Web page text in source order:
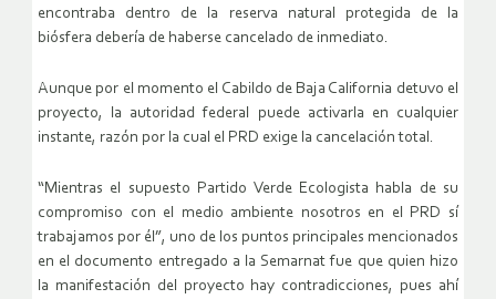
encontraba dentro de la reserva natural protegida de la
biósfera debería de haberse cancelado de inmediato.
Aunque por el momento el Cabildo de Baja California detuvo el
proyecto, la autoridad federal puede activarla en cualquier
instante, razón por la cual el PRD exige la cancelación total.
“Mientras el supuesto Partido Verde Ecologista habla de su
compromiso con el medio ambiente nosotros en el PRD sí
trabajamos por él”, uno de los puntos principales mencionados
en el documento entregado a la Semarnat fue que quien hizo
la manifestación del proyecto hay contradicciones, pues ahí